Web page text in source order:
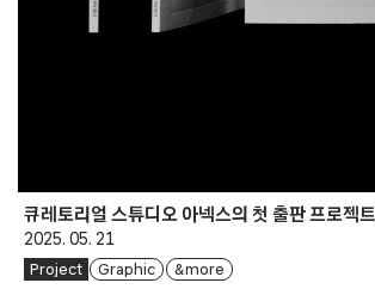
큐레토리얼 스튜디오 아넥스의 첫 출판 프로젝트
2025. 05. 21
Project Graphic & more